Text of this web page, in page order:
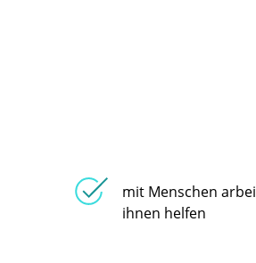
mit Menschen
ihnen helfen